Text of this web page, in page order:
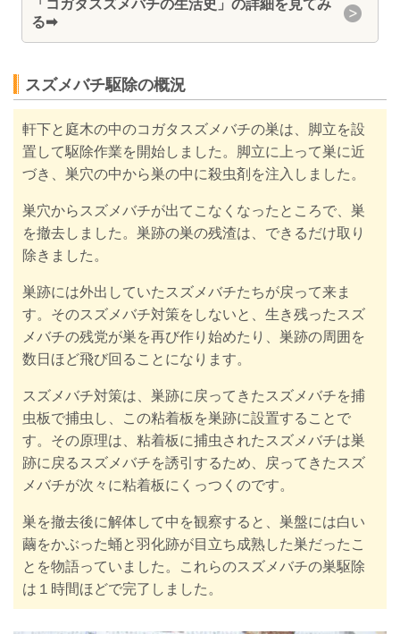
「コガタスズメバチの生活史」の詳細を見てみ
る➡
スズメバチ駆除の概況
軒下と庭木の中のコガタスズメバチの巣は、脚立を設
置して駆除作業を開始しました。脚立に上って巣に近
づき、巣穴の中から巣の中に殺虫剤を注入しました。
巣穴からスズメバチが出てこなくなったところで、巣
を撤去しました。巣跡の巣の残渣は、できるだけ取り
除きました。
巣跡には外出していたスズメバチたちが戻って来ま
す。そのスズメバチ対策をしないと、生き残ったスズ
メバチの残党が巣を再び作り始めたり、巣跡の周囲を
数日ほど飛び回ることになります。
スズメバチ対策は、巣跡に戻ってきたスズメバチを捕
虫板で捕虫し、この粘着板を巣跡に設置することで
す。その原理は、粘着板に捕虫されたスズメバチは巣
跡に戻るスズメバチを誘引するため、戻ってきたスズ
メバチが次々に粘着板にくっつくのです。
巣を撤去後に解体して中を観察すると、巣盤には白い
繭をかぶった蛹と羽化跡が目立ち成熟した巣だったこ
とを物語っていました。これらのスズメバチの巣駆除
は１時間ほどで完了しました。